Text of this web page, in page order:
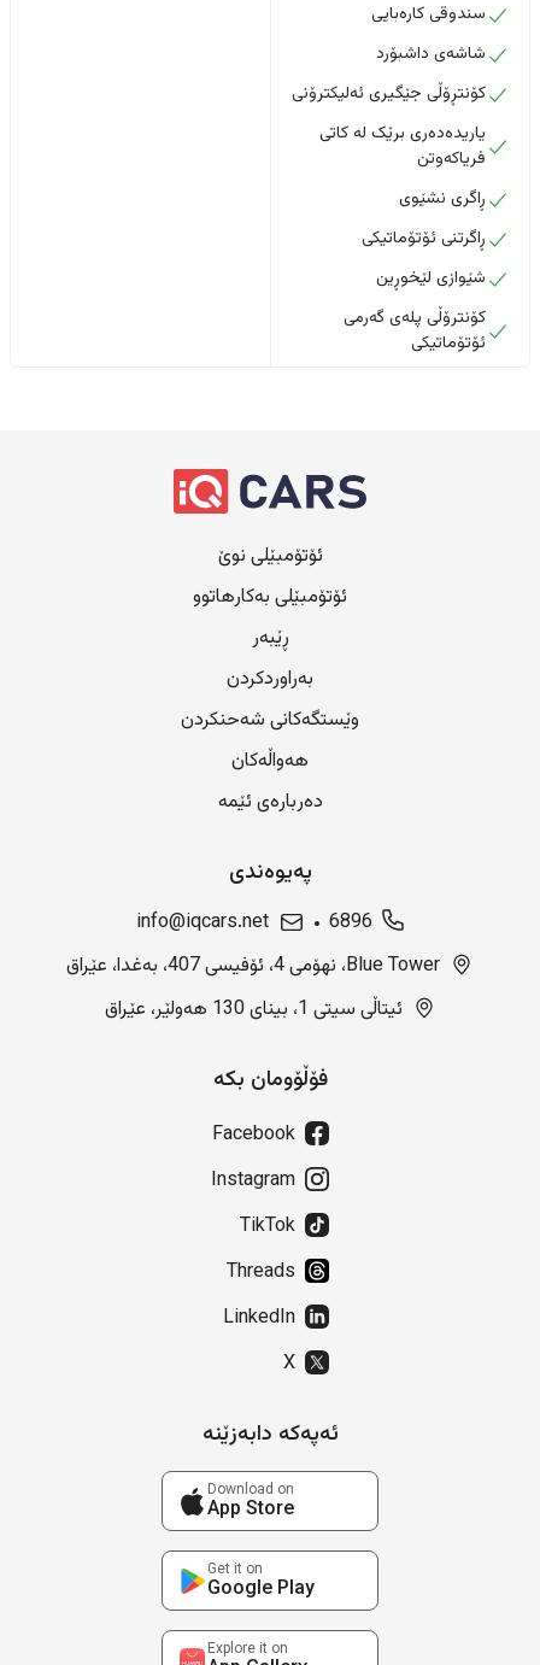
سندوقی کارەبایی
شاشەی داشبۆرد
کۆنتڕۆڵی جێگیری ئەلیکترۆنی
یاریدەدەری برێک لە کاتی
فریاکەوتن
ڕاگری نشێوی
ڕاگرتنی ئۆتۆماتیکی
شێوازی لێخوڕین
کۆنترۆڵی پلەی گەرمی
ئۆتۆماتیکی
ئۆتۆمبێلی نوێ
ئۆتۆمبێلی بەکارهاتوو
ڕێبەر
بەراوردکردن
وێستگەکانی شەحنکردن
هەواڵەکان
دەربارەی ئێمە
پەیوەندی
6896
info@iqcars.net
Blue Tower، نهۆمی 4، ئۆفیسی 407، بەغدا، عێراق
ئیتاڵی سیتی 1، بینای 130 هەولێر، عێراق
فۆڵۆومان بکە
Facebook
Instagram
TikTok
Threads
LinkedIn
X
ئەپەکە دابەزێنە
Download on
App Store
Get it on
Google Play
Explore it on